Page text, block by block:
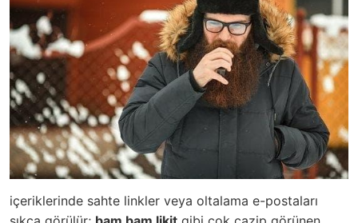
içeriklerinde sahte linkler veya oltalama e-postaları